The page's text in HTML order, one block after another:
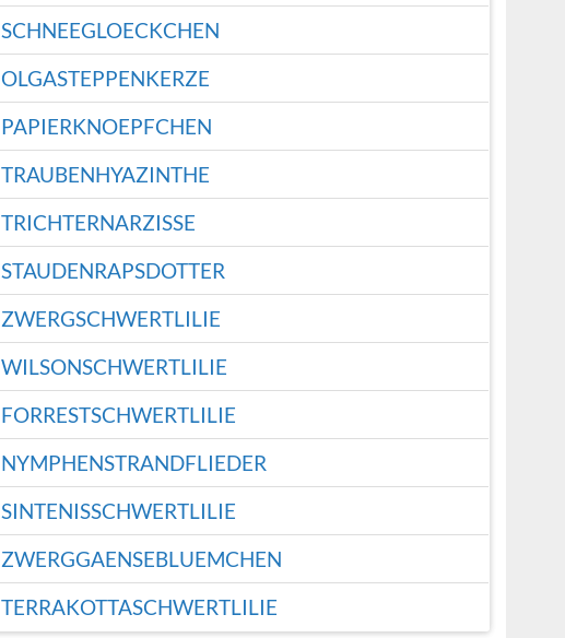
SCHNEEGLOECKCHEN
OLGASTEPPENKERZE
PAPIERKNOEPFCHEN
TRAUBENHYAZINTHE
TRICHTERNARZISSE
STAUDENRAPSDOTTER
ZWERGSCHWERTLILIE
WILSONSCHWERTLILIE
FORRESTSCHWERTLILIE
NYMPHENSTRANDFLIEDER
SINTENISSCHWERTLILIE
ZWERGGAENSEBLUEMCHEN
TERRAKOTTASCHWERTLILIE